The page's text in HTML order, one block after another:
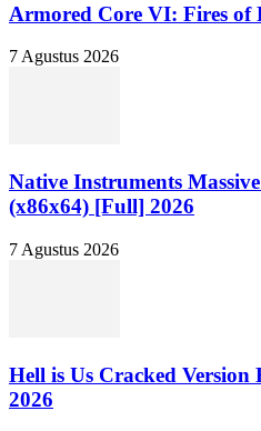
Armored Core VI: Fires of
7 Agustus 2026
Native Instruments
(x86x64) [Full] 2026
7 Agustus 2026
Hell is Us Cracked Version
2026